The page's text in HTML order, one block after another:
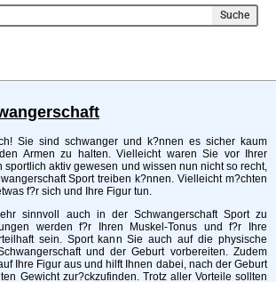
Suche
Sie sind schwanger und k?nnen es sicher kaum
Armen zu halten. Vielleicht waren Sie vor Ihrer
sportlich aktiv gewesen und wissen nun nicht so recht,
Sport treiben k?nnen. Vielleicht m?chten
f?r sich und Ihre Figur tun.
sinnvoll auch in der Schwangerschaft Sport zu
werden f?r Ihren Muskel-Tonus und f?r Ihre
sein. Sport kann Sie auch auf die physische
und der Geburt vorbereiten. Zudem
Ihre Figur aus und hilft Ihnen dabei, nach der Geburt
Gewicht zur?ckzufinden. Trotz aller Vorteile sollten